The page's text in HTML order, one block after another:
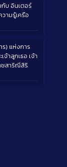
บ อินเตอร์
ามรู้เครือ
) แห่งการ
าลูกเธอ เจ้า
ชสาริณีสิริ